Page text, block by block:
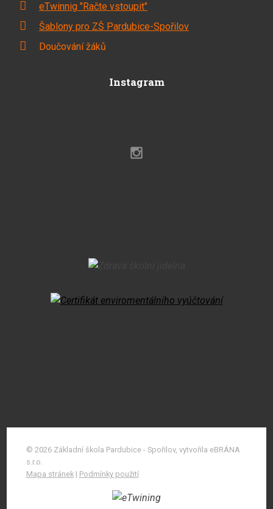
eTwinnig "Račte vstoupit"
Šablony pro ZŠ Pardubice-Spořilov
Doučování žáků
Instagram
© 2026 Základní škola Pardubice - Spořilov, vytvořila eBRÁNA
s.r.o.
Mapa stránek| Podmínky použití